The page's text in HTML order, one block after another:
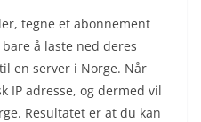
tegne et abonnement
å laste ned deres
en server i Norge. Når
IP adresse, og dermed vil
Resultatet er at du kan